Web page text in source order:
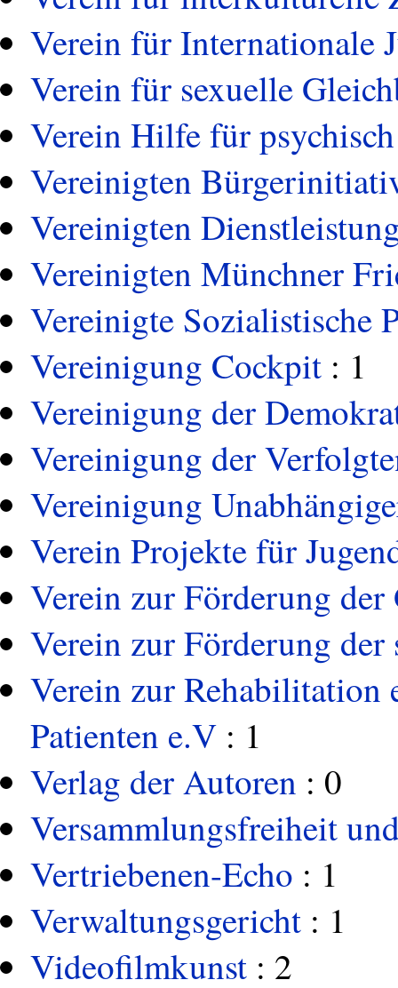
Verein für Internationale
Verein für sexuelle
Verein Hilfe für
Vereinigten
Vereinigten
Vereinigten Münchner
Vereinigte Sozialistische
Vereinigung Cockpit : 1
Vereinigung der
Vereinigung der
Vereinigung
Verein Projekte für
Verein zur Förderung der
Verein zur Förderung
Verein zur Rehabilitation
Patienten e.V : 1
Verlag der Autoren : 0
Versammlungsfreiheit
Vertriebenen-Echo : 1
Verwaltungsgericht : 1
Videofilmkunst : 2